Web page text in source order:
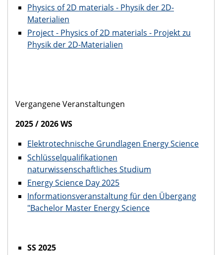
Physics of 2D materials - Physik der 2D-
Materialien
Project - Physics of 2D materials - Projekt zu
Physik der 2D-Materialien
Vergangene Veranstaltungen
2025 / 2026 WS
Elektrotechnische Grundlagen Energy Science
Schlüsselqualifikationen
naturwissenschaftliches Studium
Energy Science Day 2025
Informationsveranstaltung für den Übergang
"Bachelor Master Energy Science
SS 2025